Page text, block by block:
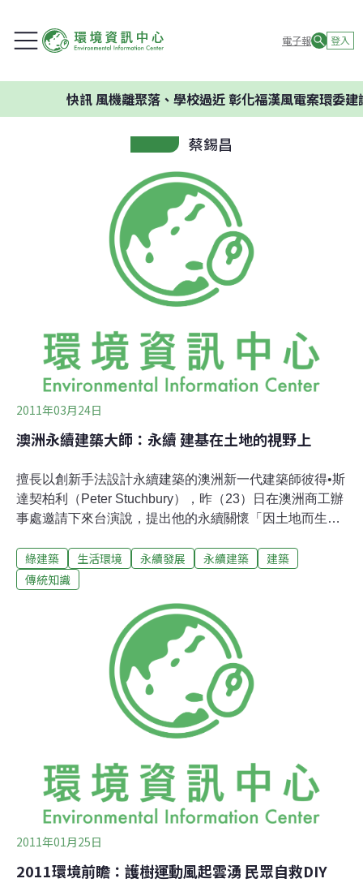
電子報 登入
風機離聚落、學校過近 彰化福漢風電案環委建議不
蔡錫昌
2011年03月24日
澳洲永續建築大師：永續 建基在土地的視野上
擅長以創新手法設計永續建築的澳洲新一代建築師彼得•斯
達契柏利（Peter Stuchbury），昨（23）日在澳洲商工辦
事處邀請下來台演說，提出他的永續關懷「因土地而生的
在地的景觀、地貌、還有氣候。斯達契柏利與他所主持的
建築師事務所，最近屢獲國際各大獎項的肯定。他深受年
使用隨處可得的一般建材 。 特別是澳洲的原住民，在當地
乾燥、缺水等嚴苛的自然條件下發展出順應自然的知識與
生活方式，在他看來，這種內蘊（embedded）在文化脈
絡中的知識，給予他極大的啟發。他認為，講求永續性的
現代建築，應謙卑向傳統文化學習。斯達契柏利指出，從
現實面來看，不可能設計出完全不會產生廢棄物的建築；
只能站在「永續性」的基礎上，從建築的物理（建築形
綠建築 生活環境 永續發展 永續建築
建築
傳統知識
2011年01月25日
2011環境前瞻：護樹運動風起雲湧 民眾自救DIY